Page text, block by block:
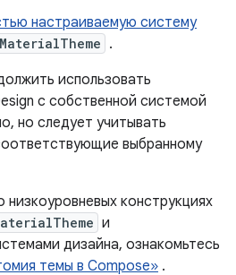
настраиваемую систему
MaterialTheme .
использовать
с собственной системой
но следует учитывать
выбранному
конструкциях
и
дизайна, ознакомьтесь
темы в Compose» .